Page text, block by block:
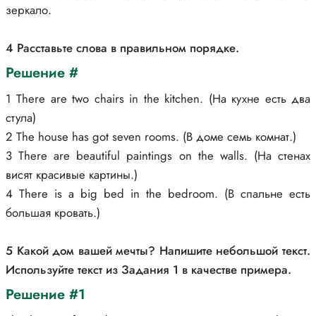
зеркало.
4 Расставьте слова в правильном порядке.
Решение #
1 There are two chairs in the kitchen. (На кухне есть два
стула)
2 The house has got seven rooms. (В доме семь комнат.)
3 There are beautiful paintings on the walls. (На стенах
висят красивые картины.)
4 There is a big bed in the bedroom. (В спальне есть
большая кровать.)
5 Какой дом вашей мечты? Напишите небольшой текст.
Используйте текст из Задания 1 в качестве примера.
Решение #1